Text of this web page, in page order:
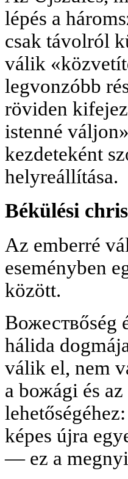
lépés a
csak távolról
válik
legvonzóbb
röviden
istenné
kezdeteként
helyreállítása.
Békülési
Az emberré
eseményben
között.
Bожествőség
hálida
válik el, nem
a bожági és
képes újra
— ez a